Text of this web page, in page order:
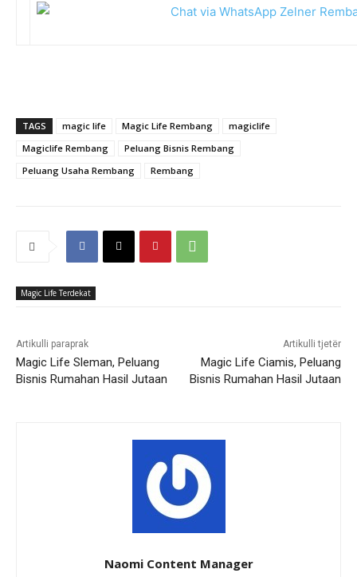
TAGS magic life Magic Life Rembang
magiclife
Magiclife Rembang
Peluang Bisnis Rembang
Peluang Usaha Rembang
Rembang
Magic Life Terdekat
Artikulli paraprak
Magic Life Sleman, Peluang
Bisnis Rumahan Hasil Jutaan
Artikulli tjetër
Magic Life Ciamis, Peluang
Bisnis Rumahan Hasil Jutaan
Naomi Content Manager